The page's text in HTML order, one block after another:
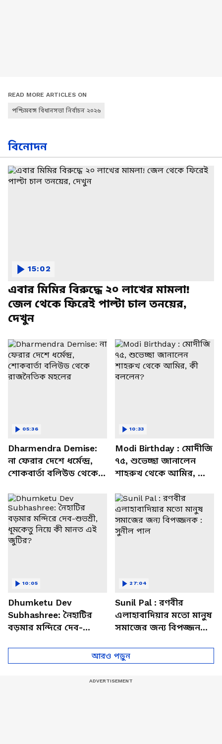
READ MORE ARTICLES ON
পশ্চিমবঙ্গ বিধানসভা নির্বাচন ২০২৬
বিনোদন
এবার মিমির বিরুদ্ধে ২০ লাখের মামলা!
জেল থেকে ফিরেই পাল্টা চাল তনয়ের,
দেখুন
15:02
Dharmendra Demise:
না ফেরার দেশে ধর্মেন্দ্র,
শোকবার্তা বলিউড থেকে
05:36
Modi Birthday : মোদীজি
৭৫, শুভেচ্ছা জানালেন
শাহরুখ থেকে আমির, কী
10:33
Dhumketu Dev
Subhashree: নৈহাটির
বড়মার মন্দিরে দেব-
10:05
Sunil Pal : রণবীর
এলাহাবাদিয়ার মতো মানুষ
সমাজের জন্য বিপজ্জনক :
27:04
আরও পড়ুন